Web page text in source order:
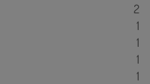
2
1
1
1
1